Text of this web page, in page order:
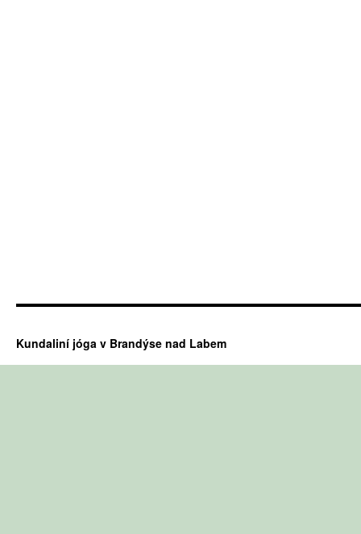
Kundaliní jóga v Brandýse nad Labem